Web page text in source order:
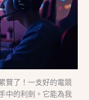
贅了！一支好的電競
中的利劍。它能為我